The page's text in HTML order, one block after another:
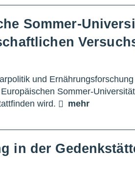
Sommer-
und
Sommer-
wird.
mehr
in der